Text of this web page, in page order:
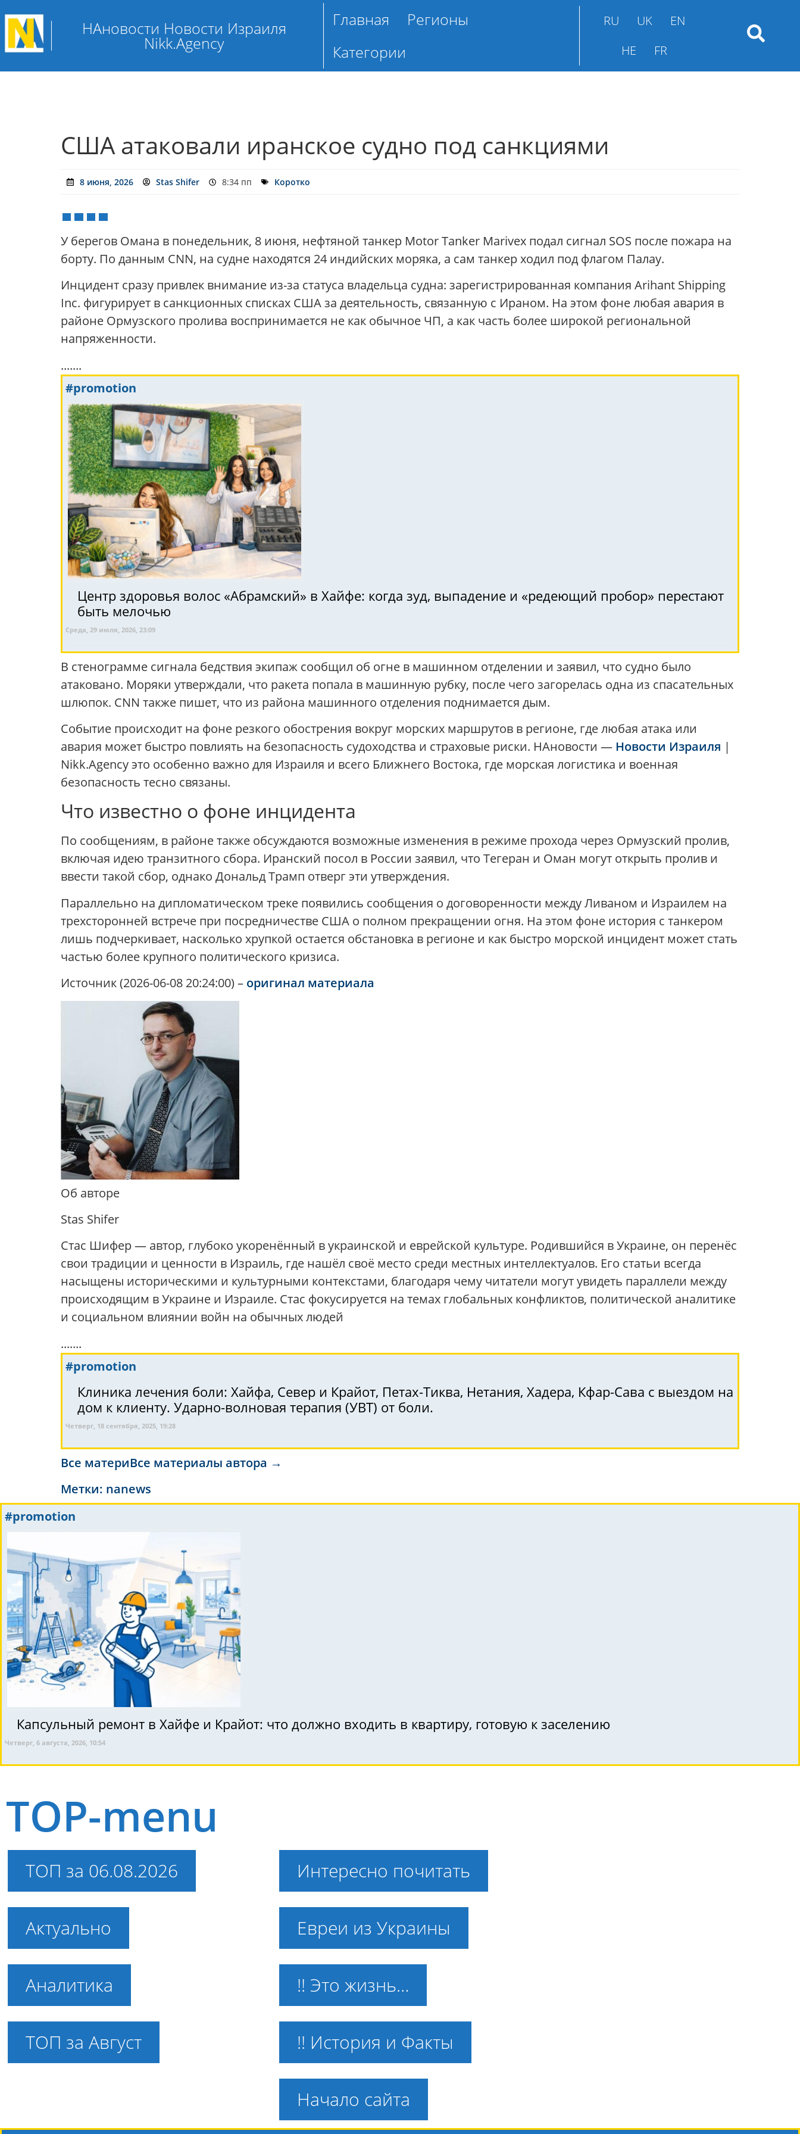
НАновости Новости Израиля
Nikk.Agency
Главная
Регионы
Категории
RU UK
EN
HE
FR
США атаковали иранское судно под санкциями
8 июня, 2026 Stas Shifer 8:34 пп Коротко
У берегов Омана в понедельник, 8 июня, нефтяной танкер Motor Tanker Marivex подал сигнал SOS после пожара на
борту. По данным CNN, на судне находятся 24 индийских моряка, а сам танкер ходил под флагом Палау.
Инцидент сразу привлек внимание из-за статуса владельца судна: зарегистрированная компания Arihant Shipping
Inc. фигурирует в санкционных списках США за деятельность, связанную с Ираном. На этом фоне любая авария в
районе Ормузского пролива воспринимается не как обычное ЧП, а как часть более широкой региональной
напряженности.
.......
#promotion
Центр здоровья волос «Абрaмский» в Хайфе: когда зуд, выпадение и «редеющий пробор» перестают
быть мелочью
Среда, 29 июля, 2026, 23:09
В стенограмме сигнала бедствия экипаж сообщил об огне в машинном отделении и заявил, что судно было
атаковано. Моряки утверждали, что ракета попала в машинную рубку, после чего загорелась одна из спасательных
шлюпок. CNN также пишет, что из района машинного отделения поднимается дым.
Событие происходит на фоне резкого обострения вокруг морских маршрутов в регионе, где любая атака или
авария может быстро повлиять на безопасность судоходства и страховые риски. НАновости — Новости Израиля |
Nikk.Agency это особенно важно для Израиля и всего Ближнего Востока, где морская логистика и военная
безопасность тесно связаны.
Что известно о фоне инцидента
По сообщениям, в районе также обсуждаются возможные изменения в режиме прохода через Ормузский пролив,
включая идею транзитного сбора. Иранский посол в России заявил, что Тегеран и Оман могут открыть пролив и
ввести такой сбор, однако Дональд Трамп отверг эти утверждения.
Параллельно на дипломатическом треке появились сообщения о договоренности между Ливаном и Израилем на
трехсторонней встрече при посредничестве США о полном прекращении огня. На этом фоне история с танкером
лишь подчеркивает, насколько хрупкой остается обстановка в регионе и как быстро морской инцидент может стать
частью более крупного политического кризиса.
Источник (2026-06-08 20:24:00) – оригинал материала
Об авторе
Stas Shifer
Стас Шифер — автор, глубоко укоренённый в украинской и еврейской культуре. Родившийся в Украине, он перенёс
свои традиции и ценности в Израиль, где нашёл своё место среди местных интеллектуалов. Его статьи всегда
насыщены историческими и культурными контекстами, благодаря чему читатели могут увидеть параллели между
происходящим в Украине и Израиле. Стас фокусируется на темах глобальных конфликтов, политической аналитике
и социальном влиянии войн на обычных людей
.......
#promotion
Клиника лечения боли: Хайфа, Север и Крайот, Петах-Тиква, Нетания, Хадера, Кфар-Сава с выездом на
дом к клиенту. Ударно-волновая терапия (УВТ) от боли.
Четверг, 18 сентября, 2025, 19:28
Все материВсе материалы автора →
Метки: nanews
#promotion
Капсульный ремонт в Хайфе и Крайот: что должно входить в квартиру, готовую к заселению
Четверг, 6 августа, 2026, 10:54
TOP-menu
ТОП за 06.08.2026
Актуально
Аналитика
ТОП за Август
Интересно почитать
Евреи из Украины
!! Это жизнь…
!! История и Факты
Начало сайта